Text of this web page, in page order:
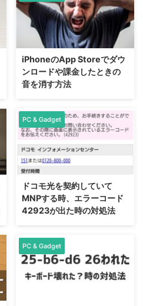
iPhoneのApp Storeでダウ
ンロードや課金したときの
音を消す方法
PC & Gadget
ドコモ光を契約していて
MNPする時、エラーコード
42923が出た時の対処法
PC & Gadget